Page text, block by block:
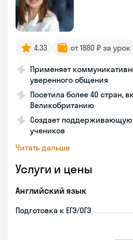
4.33 от 1880 ₽ за урок
Применяет
уверенного общения
Посетила более 40 стран,
Великобританию
Создает
учеников
Читать дальше
Услуги и цены
Английский язык
Подготовка к ЕГЭ/ОГЭ